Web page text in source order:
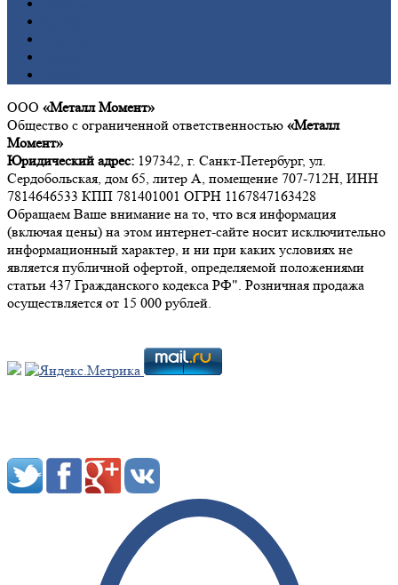
ООО «Металл Момент»
Общество с ограниченной ответственностью «Металл
Момент»
Юридический адрес: 197342, г. Санкт-Петербург, ул.
Сердобольская, дом 65, литер А, помещение 707-712Н, ИНН
7814646533 КПП 781401001 ОГРН 1167847163428
Обращаем Ваше внимание на то, что вся информация
(включая цены) на этом интернет-сайте носит исключительно
информационный характер, и ни при каких условиях не
является публичной офертой, определяемой положениями
статьи 437 Гражданского кодекса РФ". Розничная продажа
осуществляется от 15 000 рублей.